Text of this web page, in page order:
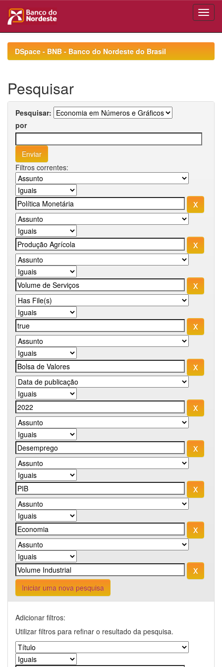
navigationDSpace - BNB - Banco do Nordeste do Brasil
Pesquisar
Pesquisar:
por
Filtros correntes:
Iniciar uma nova pesquisa
Adicionar filtros:
Utilizar filtros para refinar o resultado da pesquisa.